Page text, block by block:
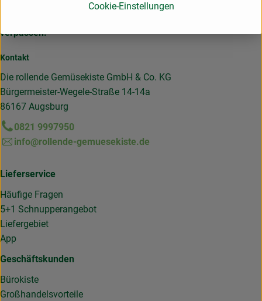
verpassen!
Kontakt
Die rollende Gemüsekiste GmbH & Co. KG
Bürgermeister-Wegele-Straße 14-14a
86167 Augsburg
0821 9997950
info@rollende-gemuesekiste.de
Lieferservice
Häufige Fragen
5+1 Schnupperangebot
Liefergebiet
App
Geschäftskunden
Bürokiste
Großhandelsvorteile
Cookie-Einstellungen